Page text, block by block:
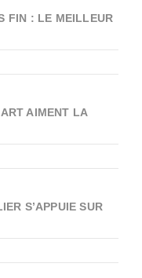
FIN : LE MEILLEUR
AIMENT LA
S’APPUIE SUR